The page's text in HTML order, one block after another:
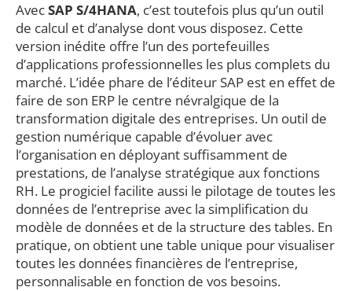
AvecSAP S/4HANA, c’est toutefois plus qu’un outil
de calcul et d’analyse dont vous disposez. Cette
version inédite offre l’un des portefeuilles
d’applications professionnelles les plus complets du
marché. L’idée phare de l’éditeur SAP est en effet de
faire de son ERP le centre névralgique de la
transformation digitale des entreprises. Un outil de
gestion numérique capable d’évoluer avec
l’organisation en déployant suffisamment de
prestations, de l’analyse stratégique aux fonctions
RH. Le progiciel facilite aussi le pilotage de toutes les
données de l’entreprise avec la simplification du
modèle de données et de la structure des tables. En
pratique, on obtient une table unique pour visualiser
toutes les données financières de l’entreprise,
personnalisable en fonction de vos besoins.